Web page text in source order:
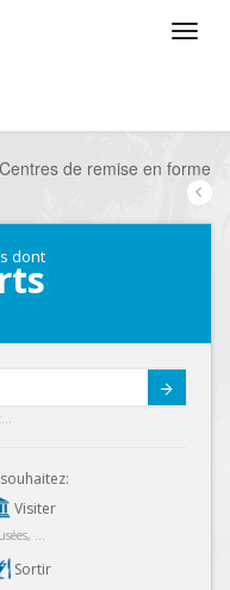
de remise en forme
dont
Visiter
...
Sortir